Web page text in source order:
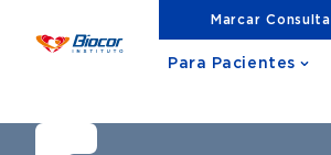
Marcar Consulta
Para Pacientes